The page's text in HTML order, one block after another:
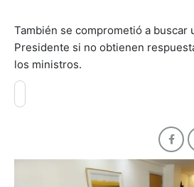
También se comprometió a buscar
Presidente si no obtienen
los ministros.